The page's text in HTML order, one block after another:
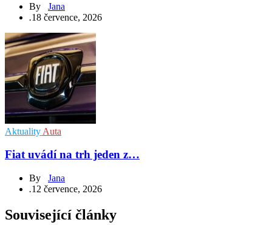
By Jana
.18 července, 2026
Aktuality Auta
Fiat uvádí na trh jeden z…
By Jana
.12 července, 2026
Související články